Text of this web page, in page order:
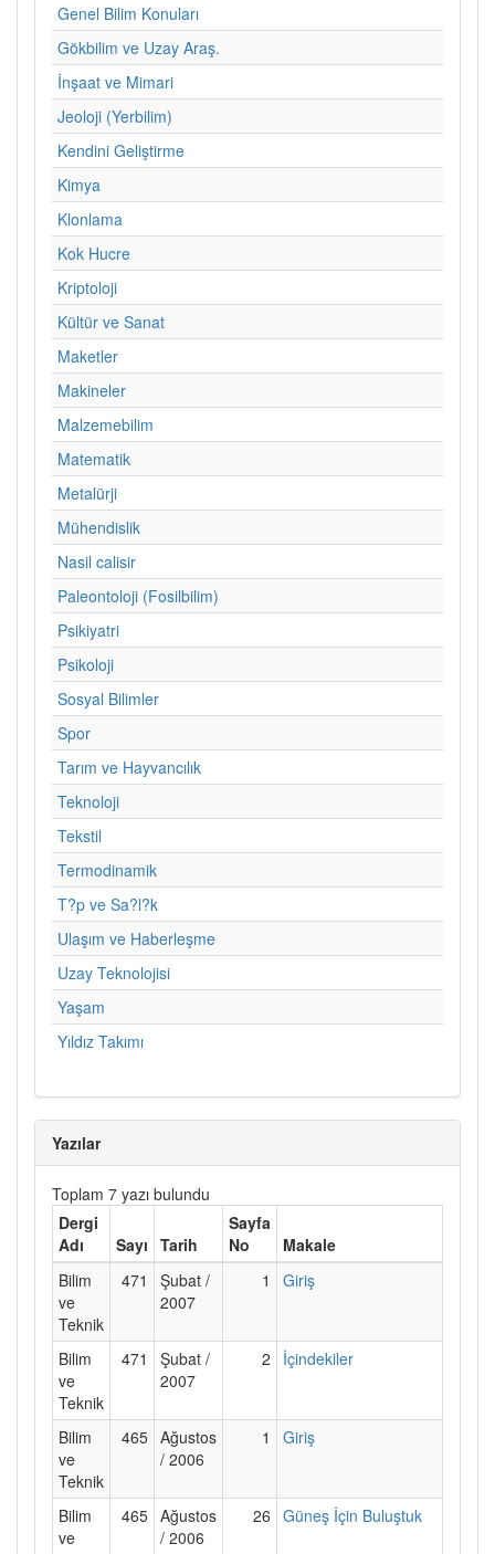
Genel Bilim Konuları
Gökbilim ve Uzay Araş.
İnşaat ve Mimari
Jeoloji (Yerbilim)
Kendini Geliştirme
Kimya
Klonlama
Kok Hucre
Kriptoloji
Kültür ve Sanat
Maketler
Makineler
Malzemebilim
Matematik
Metalürji
Mühendislik
Nasil calisir
Paleontoloji (Fosilbilim)
Psikiyatri
Psikoloji
Sosyal Bilimler
Spor
Tarım ve Hayvancılık
Teknoloji
Tekstil
Termodinamik
T?p ve Sa?l?k
Ulaşım ve Haberleşme
Uzay Teknolojisi
Yaşam
Yıldız Takımı
Yazılar
Toplam 7 yazı bulundu
Dergi
Adı
Sayı Tarih
Sayfa
No
Makale
Bilim
ve
Teknik
471
Şubat /
2007
1 Giriş
Bilim
ve
Teknik
471
Şubat /
2007
2 İçindekiler
Bilim
ve
Teknik
465 Ağustos
/ 2006
1 Giriş
Bilim
ve
465 Ağustos
/ 2006
26 Güneş İçin Buluştuk